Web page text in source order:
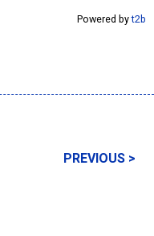
Powered byt2b
PREVIOUS >